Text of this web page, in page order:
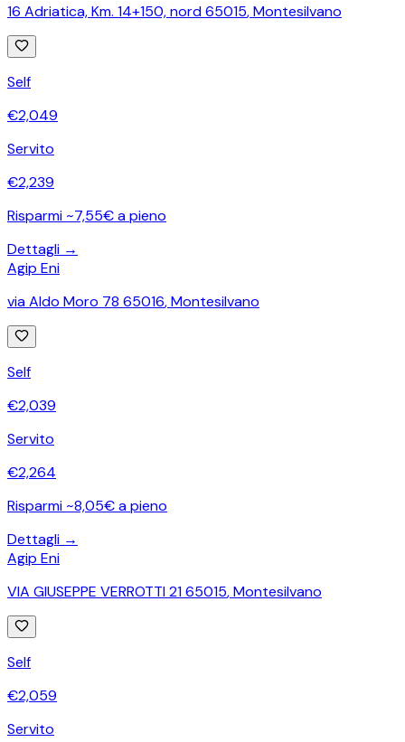
16 Adriatica, Km. 14+150, nord 65015,Montesilvano
Self
€2,049
Servito
€2,239
Risparmi ~7,55€ a pieno
Dettagli →
Agip Eni
via Aldo Moro 78 65016,Montesilvano
Self
€2,039
Servito
€2,264
Risparmi ~8,05€ a pieno
Dettagli →
Agip Eni
VIA GIUSEPPE VERROTTI 21 65015,Montesilvano
Self
€2,059
Servito